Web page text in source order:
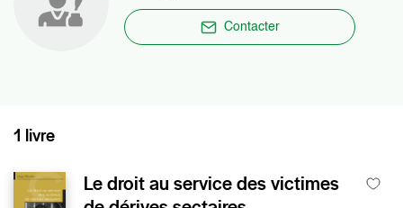
Contacter
1 livre
Le droit au service des victimes